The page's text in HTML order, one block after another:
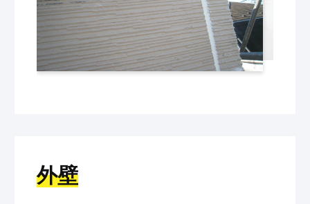
外壁